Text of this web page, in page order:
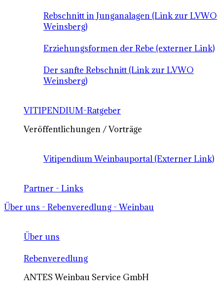
Rebschnitt in Junganalagen (Link zur LVWO
Weinsberg)
Erziehungsformen der Rebe (externer Link)
Der sanfte Rebschnitt (Link zur LVWO
Weinsberg)
VITIPENDIUM-Ratgeber
Veröffentlichungen / Vorträge
Vitipendium Weinbauportal (Externer Link)
Partner - Links
Über uns - Rebenveredlung - Weinbau
Über uns
Rebenveredlung
ANTES Weinbau Service GmbH